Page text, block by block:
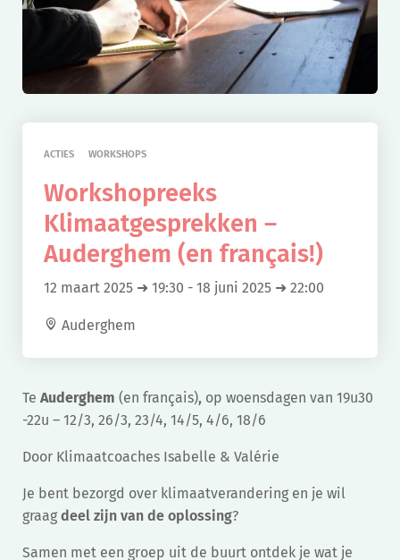
ACTIES WORKSHOPS
Workshopreeks
Klimaatgesprekken –
Auderghem (en français!)
12 maart 2025 ➜ 19:30 - 18 juni 2025 ➜ 22:00
Auderghem
Te Auderghem (en français), op woensdagen van 19u30
-22u – 12/3, 26/3, 23/4, 14/5, 4/6, 18/6
Door Klimaatcoaches Isabelle & Valérie
Je bent bezorgd over klimaatverandering en je wil
graag deel zijn van de oplossing?
Samen met een groep uit de buurt ontdek je wat je